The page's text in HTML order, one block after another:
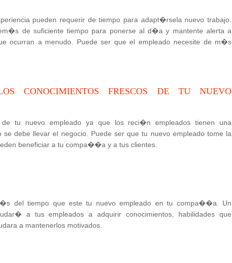
pueden requerir de tiempo para adapt�rsela nuevo trabajo.
de suficiente tiempo para ponerse al d�a y mantente alerta a
ocurran a menudo. Puede ser que el empleado necesite de m�s
CONOCIMIENTOS FRESCOS DE TU NUEVO
tu nuevo empleado ya que los reci�n empleados tienen una
debe llevar el negocio. Puede ser que tu nuevo empleado tome la
beneficiar a tu compa��a y a tus clientes.
del tiempo que este tu nuevo empleado en tu compa��a. Un
a tus empleados a adquirir conocimientos, habilidades que
a mantenerlos motivados.